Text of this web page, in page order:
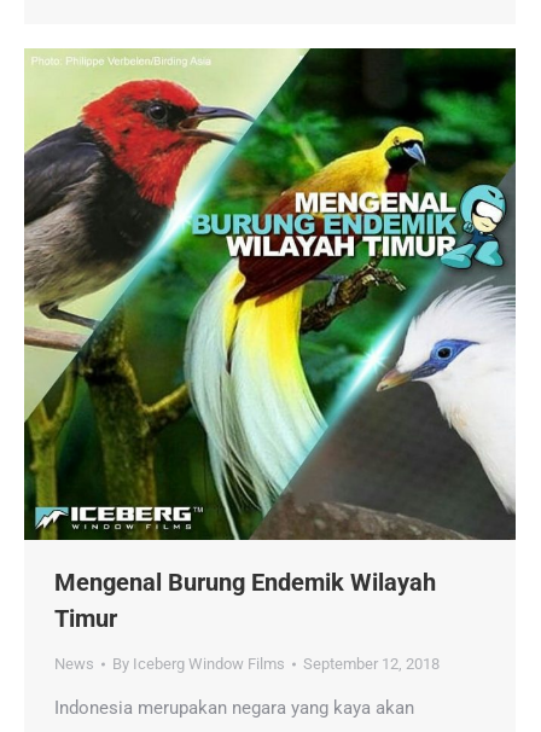
Mengenal Burung Endemik Wilayah
Timur
News By Iceberg Window Films September 12, 2018
Indonesia merupakan negara yang kaya akan